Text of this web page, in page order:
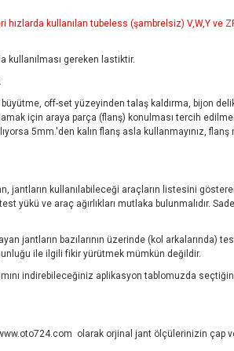
kullanılan tubeless (şambrelsiz) V,W,Y ve
kullanılması gereken lastiktir.
büyütme, off-set yüzeyinden talaş kaldırma, bijon
için araya parça (flanş) konulması tercih
5mm.'den kalın flanş asla kullanmayınız,
jantların kullanılabileceği araçların listesini
yükü ve araç ağırlıkları mutlaka bulunmalıdır.
jantların bazılarının üzerinde (kol arkalarında)
ile ilgili fikir yürütmek mümkün değildir.
indirebileceğiniz aplikasyon tablomuzda
olarak orjinal jant ölçülerinizin çap